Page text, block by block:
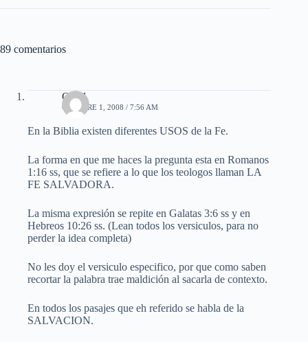
89 comentarios
Obed
OCTUBRE 1, 2008 / 7:56 AM
En la Biblia existen diferentes USOS de la Fe.
La forma en que me haces la pregunta esta en Romanos
1:16 ss, que se refiere a lo que los teologos llaman LA
FE SALVADORA.
La misma expresión se repite en Galatas 3:6 ss y en
Hebreos 10:26 ss. (Lean todos los versiculos, para no
perder la idea completa)
No les doy el versiculo especifico, por que como saben
recortar la palabra trae maldición al sacarla de contexto.
En todos los pasajes que eh referido se habla de la
SALVACION.